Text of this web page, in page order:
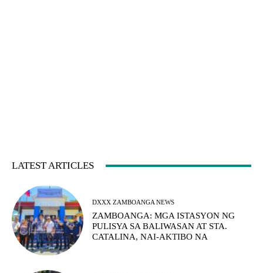
LATEST ARTICLES
DXXX ZAMBOANGA NEWS
ZAMBOANGA: MGA ISTASYON NG
PULISYA SA BALIWASAN AT STA.
CATALINA, NAI-AKTIBO NA